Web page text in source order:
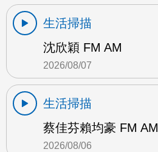
生活掃描
沈欣穎 FM AM
2026/08/07
生活掃描
蔡佳芬賴均豪 FM AM
2026/08/06